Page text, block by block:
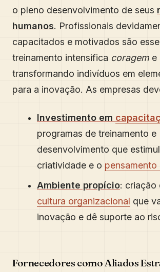
o pleno desenvolvimento de seus
humanos. Profissionais
capacitados e motivados são
treinamento intensifica coragem e
transformando indivíduos em
para a inovação. As empresas
Investimento em
programas de treinamento e
desenvolvimento que
criatividade e o
Ambiente propício: criação
cultura organizacional que
inovação e dê suporte ao
Fornecedores como Aliados